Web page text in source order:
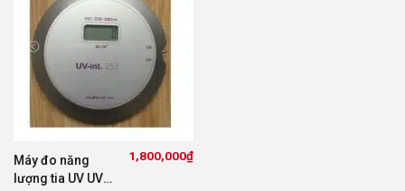
Máy đo năng
lượng tia UV UV-
1,800,000₫